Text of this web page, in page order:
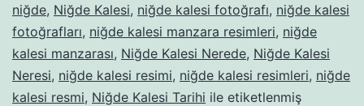
niğde, Niğde Kalesi, niğde kalesi fotoğrafı, niğde kalesi
fotoğrafları, niğde kalesi manzara resimleri, niğde
kalesi manzarası, Niğde Kalesi Nerede, Niğde Kalesi
Neresi, niğde kalesi resimi, niğde kalesi resimleri, niğde
kalesi resmi, Niğde Kalesi Tarihi ile etiketlenmiş